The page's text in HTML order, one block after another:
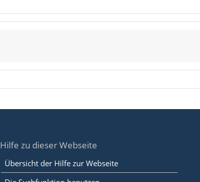
Hilfe zu dieser Webseite
Übersicht der Hilfe zur Webseite